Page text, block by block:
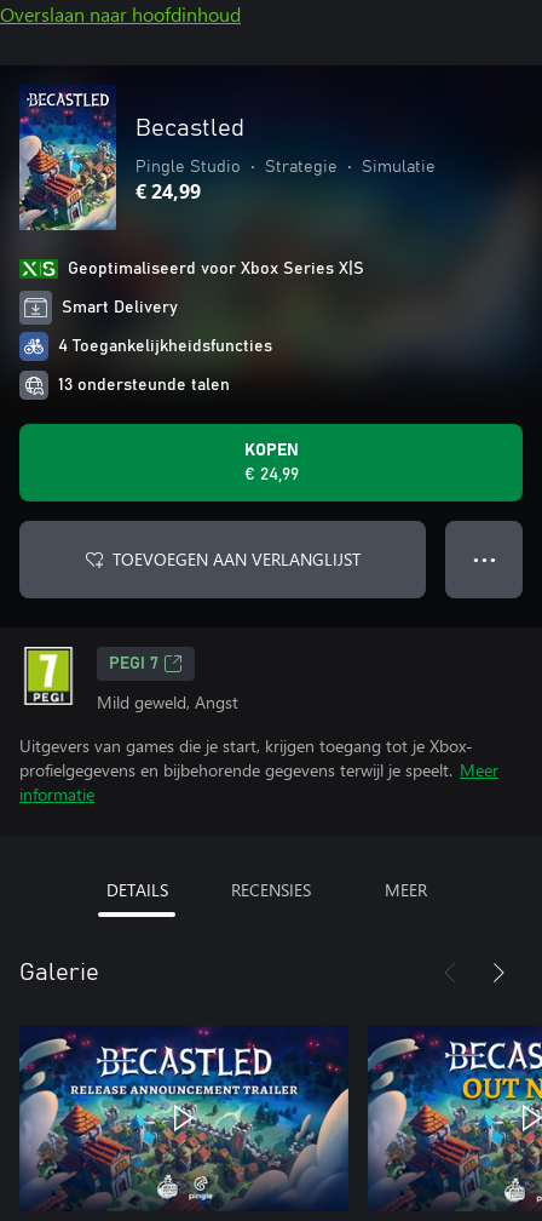
Overslaan naar hoofdinhoud
Becastled
Pingle Studio • Strategie • Simulatie
€ 24,99
Geoptimaliseerd voor Xbox Series X|S
Smart Delivery
4 Toegankelijkheidsfuncties
13 ondersteunde talen
KOPEN
€ 24,99
TOEVOEGEN AAN VERLANGLIJST ● ● ●
PEGI 7
Mild geweld, Angst
Uitgevers van games die je start, krijgen toegang tot je Xbox-
profielgegevens en bijbehorende gegevens terwijl je speelt. Meer
informatie
DETAILS RECENSIES MEER
Galerie